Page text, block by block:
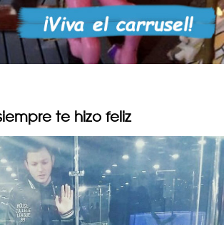
te hizo feliz